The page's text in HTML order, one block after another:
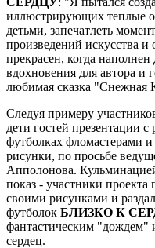
иллюстрирующих теплые
детьми, запечатлеть
произведений искусства
прекрасен, когда
вдохновения для автора и
любимая сказка "Снежная
Следуя примеру
дети гостей презентации
футболках фломастерами
рисунки, по просьбе
Апполонова.
показ - участники
своими рисунками и
футболок БЛИЗКО К
фантастическим
сердец.